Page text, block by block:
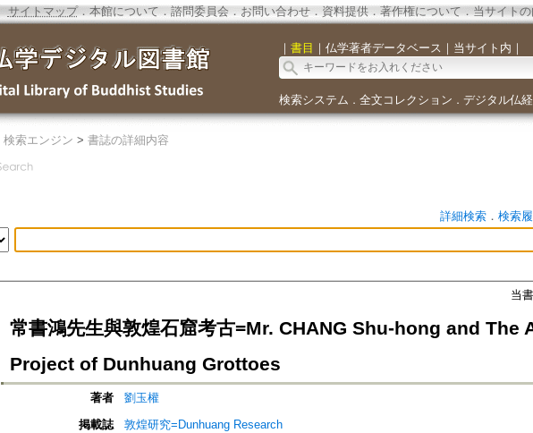
サイトマップ．本館について ． 諮問委員会． お問い合わせ． 資料提供． 著作権について．当サイト
｜ 書目 ｜ 仏学著者データベース ｜ 当サイト内 ｜
検索システム ． 全文コレクション ． デジタル仏経
検索エンジン > 書誌の詳細内容
詳細検索． 検索
当
常書鴻先生與敦煌石窟考古=Mr. CHANG Shu-hong and
Project of Dunhuang Grottoes
著者
劉玉權
掲載誌
敦煌研究=Dunhuang Research